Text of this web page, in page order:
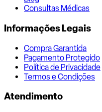
Consultas Médicas
Informações Legais
Compra Garantida
Pagamento Protegido
Política de Privacidade
Termos e Condições
Atendimento